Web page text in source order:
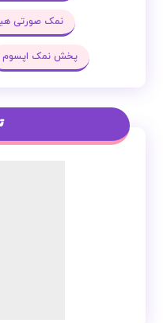
نمک صورتی
پخش نمک اپسوم